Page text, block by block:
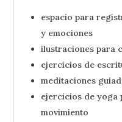
espacio para
y emociones
ilustraciones para
ejercicios de
meditaciones
ejercicios de yoga
movimiento